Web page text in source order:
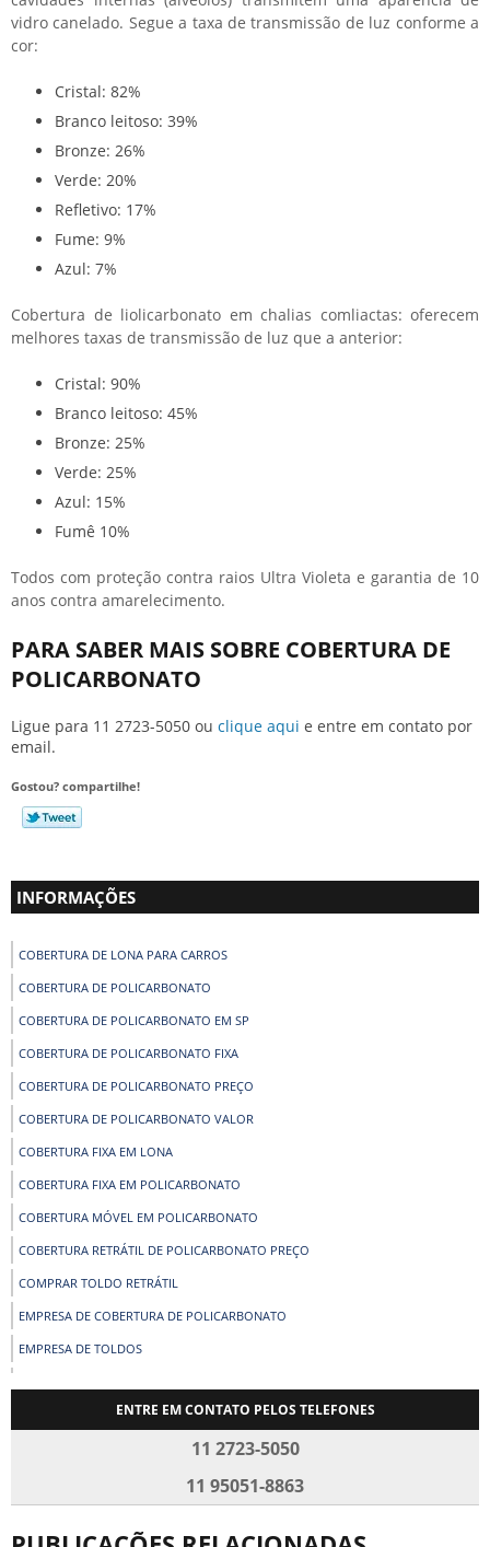
vidro canelado. Segue a taxa de transmissão de luz conforme a
cor:
Cristal: 82%
Branco leitoso: 39%
Bronze: 26%
Verde: 20%
Refletivo: 17%
Fume: 9%
Azul: 7%
Cobertura de liolicarbonato em chalias comliactas: oferecem
melhores taxas de transmissão de luz que a anterior:
Cristal: 90%
Branco leitoso: 45%
Bronze: 25%
Verde: 25%
Azul: 15%
Fumê 10%
Todos com proteção contra raios Ultra Violeta e garantia de 10
anos contra amarelecimento.
PARA SABER MAIS SOBRE COBERTURA DE
POLICARBONATO
Ligue para 11 2723-5050 ou clique aqui e entre em contato por
email.
Gostou? compartilhe!
INFORMAÇÕES
COBERTURA DE LONA PARA CARROS
COBERTURA DE POLICARBONATO
COBERTURA DE POLICARBONATO EM SP
COBERTURA DE POLICARBONATO FIXA
COBERTURA DE POLICARBONATO PREÇO
COBERTURA DE POLICARBONATO VALOR
COBERTURA FIXA EM LONA
COBERTURA FIXA EM POLICARBONATO
COBERTURA MÓVEL EM POLICARBONATO
COBERTURA RETRÁTIL DE POLICARBONATO PREÇO
COMPRAR TOLDO RETRÁTIL
EMPRESA DE COBERTURA DE POLICARBONATO
EMPRESA DE TOLDOS
FÁBRICA DE COBERTURA DE POLICARBONATO
ENTRE EM CONTATO PELOS TELEFONES
11 2723-5050
11 95051-8863